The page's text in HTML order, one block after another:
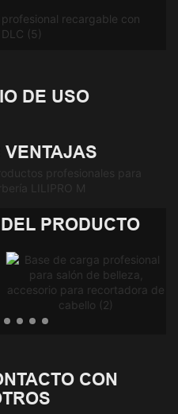
DE USO
VENTAJAS
PRODUCTO
CON